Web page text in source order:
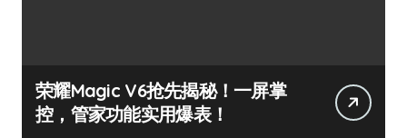
荣耀Magic V6抢先揭秘！一屏掌
控，管家功能实用爆表！